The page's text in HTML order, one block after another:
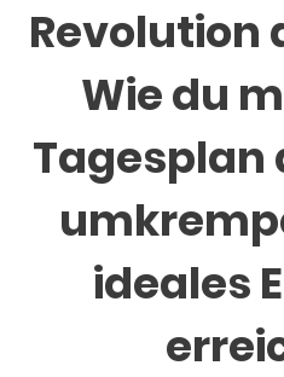
Revolution
Wie du
Tagesplan
ideales